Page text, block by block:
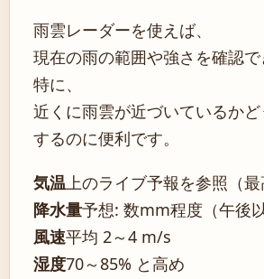
雨雲レーダーを使えば、
現在の雨の範囲や強さを確認で
特に、
近くに雨雲が近づいているか
するのに便利です。
気温上のライブ予報を参照（最
降水量予想: 数mm程度（午後以
風速平均 2～4 m/s
湿度70～85% と高め